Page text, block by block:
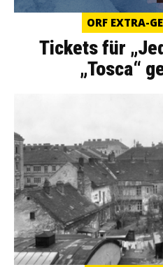
ORF EXTRA-
Tickets für
„Tosca“